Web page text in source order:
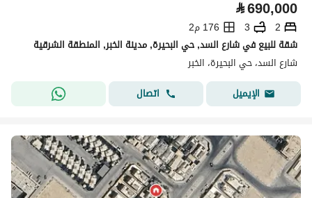
⃁690,000
2
3
176 م2
شقة للبيع في شارع السد, حي البحيرة, مدينة الخبر, المنطقة الشرقية
شارع السد، حي البحيرة، الخبر
الإيميل
اتصال